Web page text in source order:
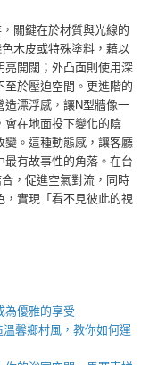
關鍵在於材質與光線的
木皮或特殊塗料，藉以
亮開闊；外凸面則使用深
於壓迫空間。更進階的
漂浮感，讓N型牆像一
在地面投下變化的陰
。這種動態感，讓客廳
有故事性的角落。在台
，促進空氣對流，同時
實現「看不見彼此的視
為優雅的享受
溫馨鄉村風，教你如何運